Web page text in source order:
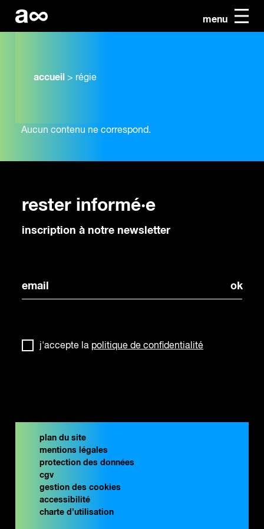
menu
accueil > régie
Aucun contenu ne correspond.
rester informé·e
inscription à notre newsletter
j'accepte la politique de confidentialité
plan du site
mentions légales
protection des données
cgv
gestion des cookies
accessibilité
charte d’utilisation